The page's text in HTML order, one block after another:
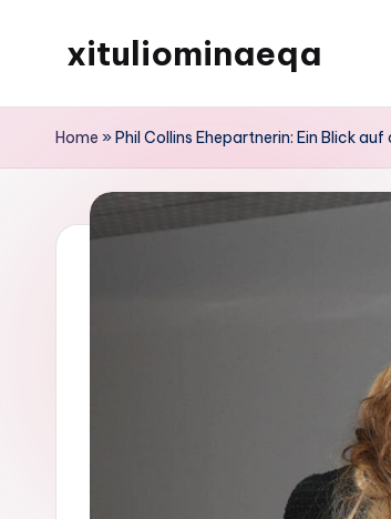
xituliominaeqa
Home »Phil Collins Ehepartnerin: Ein Blick auf